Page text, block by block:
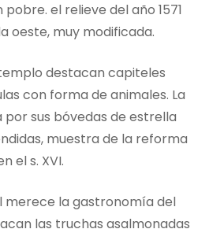
el relieve del año 1571
oeste, muy modificada.
destacan capiteles
con forma de animales. La
sus bóvedas de estrella
muestra de la reforma
el s. XVI.
merece la gastronomía del
las truchas asalmonadas